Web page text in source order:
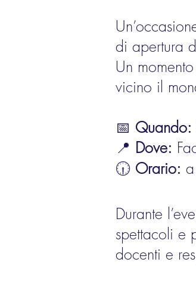
di apertura
Un
vicino il
📅 Quando:
📍 Dove:
🕡 Orario:
Durante
spettacoli e
docenti e